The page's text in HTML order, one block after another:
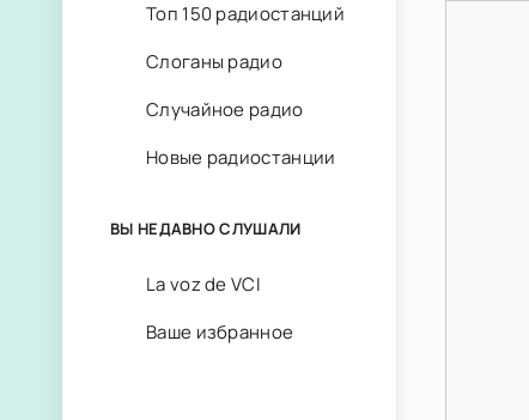
Топ 150 радиостанций
Слоганы радио
Случайное радио
Новые радиостанции
ВЫ НЕДАВНО СЛУШАЛИ
La voz de VCI
Ваше избранное